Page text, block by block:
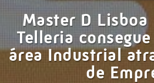
Master D
Telleria
área Industrial
de